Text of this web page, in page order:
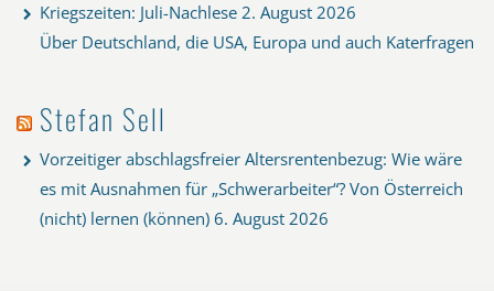
Kriegszeiten: Juli-Nachlese 2. August 2026
Über Deutschland, die USA, Europa und auch Katerfragen
Stefan Sell
Vorzeitiger abschlagsfreier Altersrentenbezug: Wie wäre
es mit Ausnahmen für „Schwerarbeiter“? Von Österreich
(nicht) lernen (können) 6. August 2026